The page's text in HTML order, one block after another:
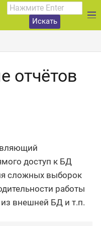
Искать
отчётов
доступ к БД
сложных выборок
работы
внешней БД и т.п.